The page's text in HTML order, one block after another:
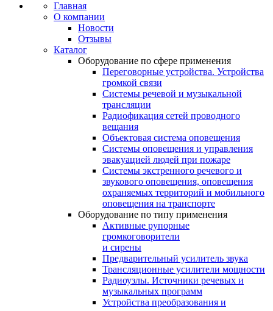
Главная
О компании
Новости
Отзывы
Каталог
Оборудование по сфере применения
Переговорные устройства. Устройства
громкой связи
Системы речевой и музыкальной
трансляции
Радиофикация сетей проводного
вещания
Объектовая система оповещения
Системы оповещения и управления
эвакуацией людей при пожаре
Системы экстренного речевого и
звукового оповещения, оповещения
охраняемых территорий и мобильного
оповещения на транспорте
Оборудование по типу применения
Активные рупорные
громкоговорители
и сирены
Предварительный усилитель звука
Трансляционные усилители мощности
Радиоузлы. Источники речевых и
музыкальных программ
Устройства преобразования и